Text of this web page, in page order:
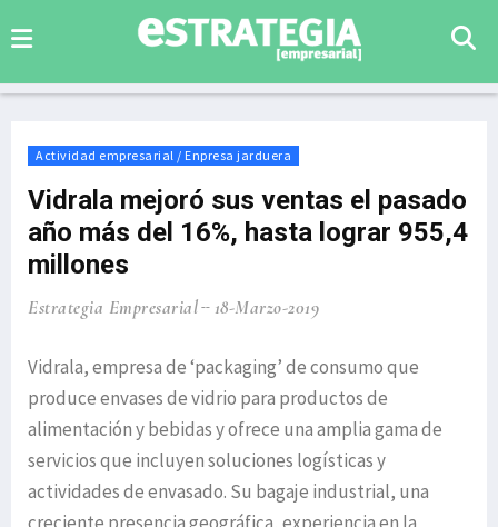
Actividad empresarial / Enpresa jarduera
Vidrala mejoró sus ventas el pasado
año más del 16%, hasta lograr 955,4
millones
Estrategia Empresarial 18-Marzo-2019
Vidrala, empresa de ‘packaging’ de consumo que
produce envases de vidrio para productos de
alimentación y bebidas y ofrece una amplia gama de
servicios que incluyen soluciones logísticas y
actividades de envasado. Su bagaje industrial, una